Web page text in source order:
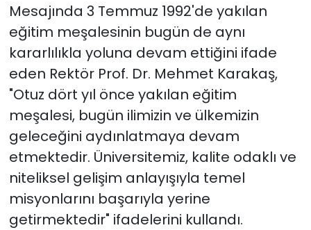
Mesajında 3 Temmuz 1992'de yakılan
eğitim meşalesinin bugün de aynı
kararlılıkla yoluna devam ettiğini ifade
eden Rektör Prof. Dr. Mehmet Karakaş,
"Otuz dört yıl önce yakılan eğitim
meşalesi, bugün ilimizin ve ülkemizin
geleceğini aydınlatmaya devam
etmektedir. Üniversitemiz, kalite odaklı ve
niteliksel gelişim anlayışıyla temel
misyonlarını başarıyla yerine
getirmektedir" ifadelerini kullandı.